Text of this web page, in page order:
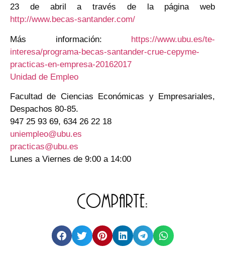
23 de abril a través de la página web
http://www.becas-santander.com/
Más información: https://www.ubu.es/te-
interesa/programa-becas-santander-crue-cepyme-
practicas-en-empresa-20162017
Unidad de Empleo
Facultad de Ciencias Económicas y Empresariales,
Despachos 80-85.
947 25 93 69, 634 26 22 18
uniempleo@ubu.es
practicas@ubu.es
Lunes a Viernes de 9:00 a 14:00
Comparte: